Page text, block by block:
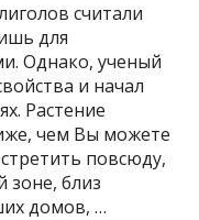
считали
для
Однако, ученый
и начал
Растение
чем Вы можете
повсюду,
зоне, близ
домов, …